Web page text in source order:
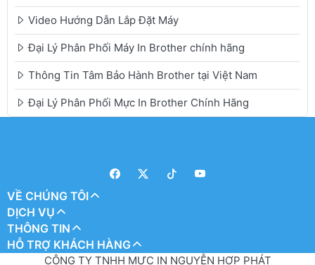
Video Hướng Dẫn Lắp Đặt Máy
Đại Lý Phân Phối Máy In Brother chính hãng
Thông Tin Tâm Bảo Hành Brother tại Việt Nam
Đại Lý Phân Phối Mực In Brother Chính Hãng
VỀ CHÚNG TÔI
DỊCH VỤ
THÔNG TIN
HỖ TRỢ KHÁCH HÀNG
CÔNG TY TNHH MỰC IN NGUYỄN HỢP PHÁT